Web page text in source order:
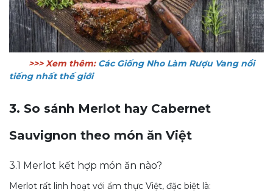
>>> Xem thêm: Các Giống Nho Làm Rượu Vang nổi
tiếng nhất thế giới
3. So sánh Merlot hay Cabernet
Sauvignon theo món ăn Việt
3.1 Merlot kết hợp món ăn nào?
Merlot rất linh hoạt với ẩm thực Việt, đặc biệt là: